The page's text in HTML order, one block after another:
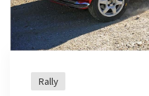
Rally